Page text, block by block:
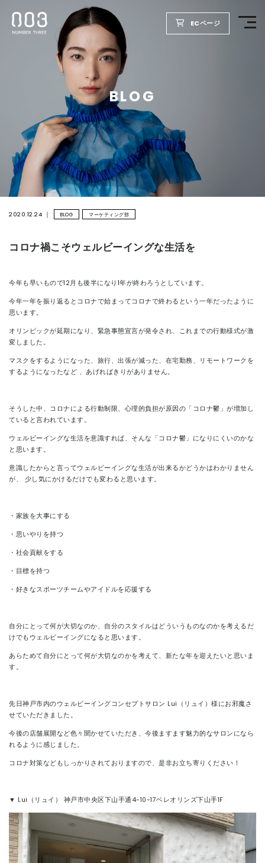
ECページ
BLOG
2020.12.24 BLOG マーケティング部
コロナ禍こそウェルビーイングな生活を
今年も早いもので12月も後半になり 1年が終わろうとしています。
今年一年を振り返るとコロナで始まってコロナで終わるという一年だったように
思います。
オリンピックが延期になり、緊急事態宣言が発令され、これまでの行動様式が激
変しました。
マスクをするようになった、旅行、出張が減った、在宅勤務、リモートワークを
するようになったなど 、 あげればきりがありません。
そうした中、コロナによる行動制限、心理的負担が原因の「コロナ鬱」が増加し
ていると言われています。
ウェルビーイングな生活を意識すれば、そんな「コロナ鬱」になりにくいのかな
と思います。
意識したからと言ってウェルビーイングな生活が出来るかどうかはわかりません
が、
少し気にかけるだけでも変わると思います。
・家族を大事にする
・思いやりを持つ
・社会貢献をする
・目標を持つ
・好きなスポーツチームやアイドルを応援する
自分にとって何が大切なのか、 自分のスタイルはどういうものなのかを考えるだ
けでもウェルビーイングになると思います。
あらためて自分にとって何が大切なのかを考えて、新たな年を迎えたいと思いま
す。
先日神戸市内のウェルビーイングコンセプトサロン Lui （リュイ）様にお邪魔さ
せていただきました。
今後の店舗展開など色々聞かせていただき、今後ますます魅力的なサロンになら
れるように感じました。
コロナ対策などもしっかりされておりますので、是非お立ち寄りください！
▼ Lui （リュイ） 神戸市中央区下山手通 4-10-17ベレオリンズ下山手1F
TOP
PRODUCTS
WELLBEING REPORT
FOR SALON
COMPANY
RECRUIT
CONTACT